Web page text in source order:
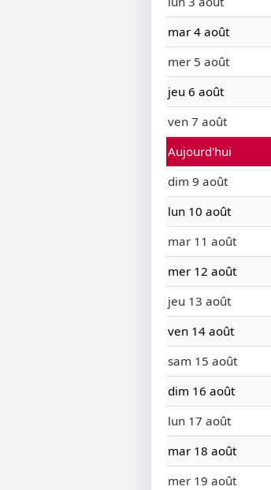
mar 4 août
mer 5 août
jeu 6 août
ven 7 août
Aujourd'hui
dim 9 août
lun 10 août
mar 11 août
mer 12 août
jeu 13 août
ven 14 août
sam 15 août
dim 16 août
lun 17 août
mar 18 août
mer 19 août